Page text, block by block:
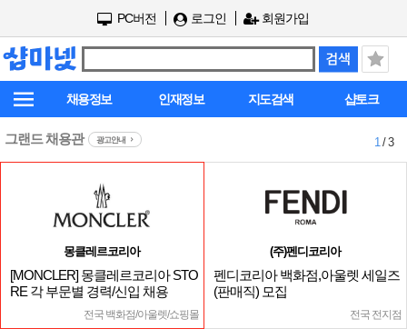
PC버전 로그인 회원가입
채용정보 인재정보 지도검색 샵토크
그랜드 채용관 광고안내 1/ 3
몽클레르코리아
[MONCLER] 몽클레르코리아 STO
RE 각 부문별 경력/신입 채용
전국 백화점/아울렛/쇼핑몰
(주)펜디코리아
펜디코리아 백화점,아울렛 세일즈
(판매직) 모집
전국 전지점